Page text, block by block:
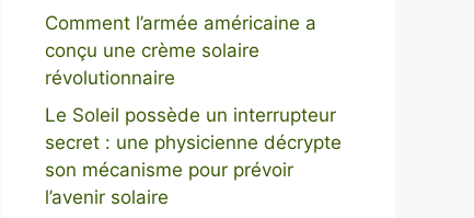
Comment l’armée américaine a
conçu une crème solaire
révolutionnaire
Le Soleil possède un interrupteur
secret : une physicienne décrypte
son mécanisme pour prévoir
l’avenir solaire